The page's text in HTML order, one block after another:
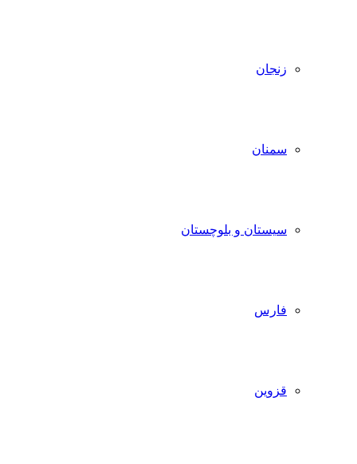
زنجان
سمنان
سیستان و بلوچستان
فارس
قزوین